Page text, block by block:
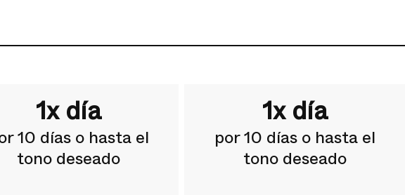
1x día
10 días o hasta el
tono deseado
1x día
por 10 días o hasta el
tono deseado